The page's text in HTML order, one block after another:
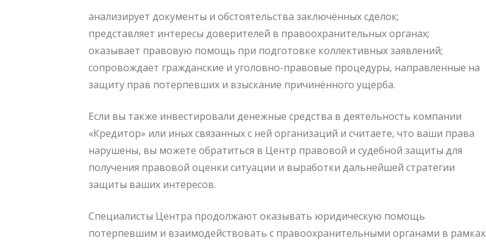
анализирует документы и обстоятельства заключённых сделок;
представляет интересы доверителей в правоохранительных органах;
оказывает правовую помощь при подготовке коллективных заявлений;
сопровождает гражданские и уголовно-правовые процедуры, направленные на
защиту прав потерпевших и взыскание причинённого ущерба.
Если вы также инвестировали денежные средства в деятельность компании
«Кредитор» или иных связанных с ней организаций и считаете, что ваши права
нарушены, вы можете обратиться в Центр правовой и судебной защиты для
получения правовой оценки ситуации и выработки дальнейшей стратегии
защиты ваших интересов.
Специалисты Центра продолжают оказывать юридическую помощь
потерпевшим и взаимодействовать с правоохранительными органами в рамках